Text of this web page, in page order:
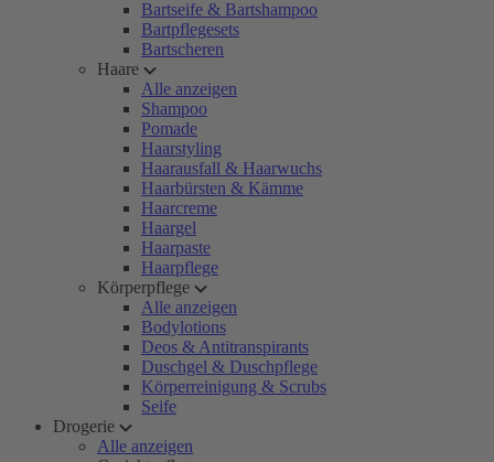
Bartseife & Bartshampoo
Bartpflegesets
Bartscheren
Haare
Alle anzeigen
Shampoo
Pomade
Haarstyling
Haarausfall & Haarwuchs
Haarbürsten & Kämme
Haarcreme
Haargel
Haarpaste
Haarpflege
Körperpflege
Alle anzeigen
Bodylotions
Deos & Antitranspirants
Duschgel & Duschpflege
Körperreinigung & Scrubs
Seife
Drogerie
Alle anzeigen